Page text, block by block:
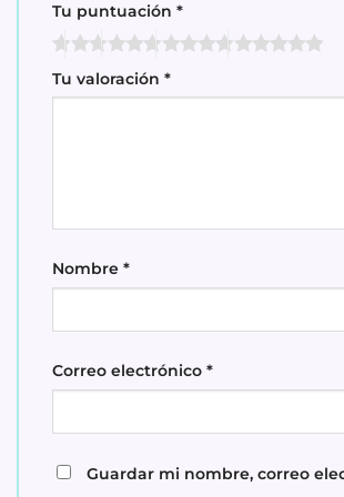
Tu puntuación *
Tu valoración *
Nombre *
Correo electrónico *
Guardar mi nombre, correo